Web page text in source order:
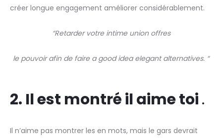
créer longue engagement améliorer considérablement.
“Retarder votre intime union offres
le pouvoir afin de faire a good idea elegant alternatives. “
2. Il est montré il aime toi.
Il n’aime pas montrer les en mots, mais le gars devrait